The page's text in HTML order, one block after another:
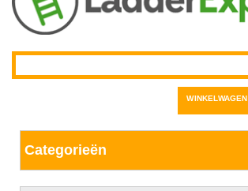
WINKELWAGEN
Categorieën